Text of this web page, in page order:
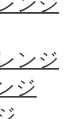
ンジ
ジ